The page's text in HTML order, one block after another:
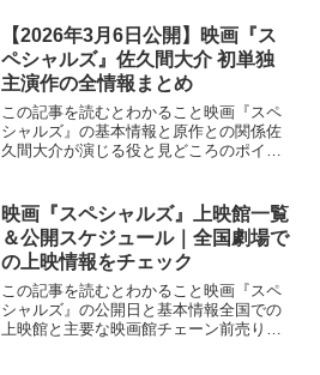
【2026年3月6日公開】映画『ス
ペシャルズ』佐久間大介 初単独
主演作の全情報まとめ
この記事を読むとわかること映画『スペ
シャルズ』の基本情報と原作との関係佐
久間大介が演じる役と見どころのポイン
SNSでの反応と原作ファンからの期待の
声Snow Manの佐...
映画『スペシャルズ』上映館一覧
＆公開スケジュール｜全国劇場で
の上映情報をチェック
この記事を読むとわかること映画『スペ
シャルズ』の公開日と基本情報全国での
上映館と主要な映画館チェーン前売り券